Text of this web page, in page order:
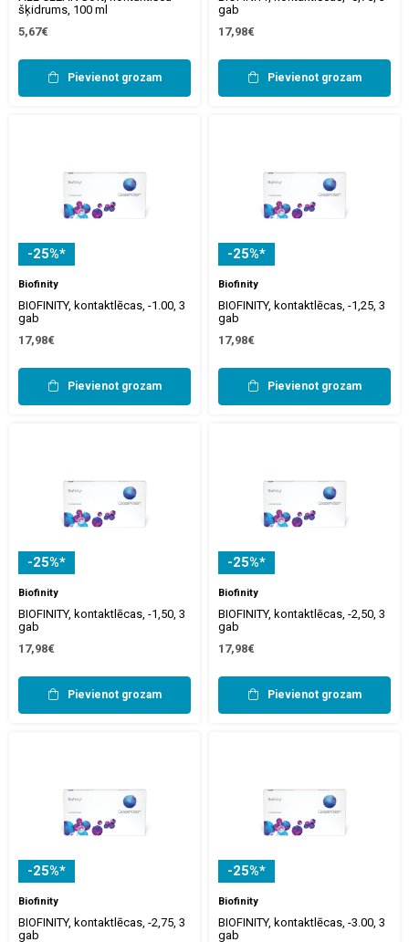
šķidrums, 100 ml
5,67€
Pievienot grozam
gab
17,98€
Pievienot grozam
-25%*
Biofinity
BIOFINITY, kontaktlēcas, -1.00, 3
gab
17,98€
Pievienot grozam
-25%*
Biofinity
BIOFINITY, kontaktlēcas, -1,25, 3
gab
17,98€
Pievienot grozam
-25%*
Biofinity
BIOFINITY, kontaktlēcas, -1,50, 3
gab
17,98€
Pievienot grozam
-25%*
Biofinity
BIOFINITY, kontaktlēcas, -2,50, 3
gab
17,98€
Pievienot grozam
-25%*
Biofinity
BIOFINITY, kontaktlēcas, -2,75, 3
gab
-25%*
Biofinity
BIOFINITY, kontaktlēcas, -3.00, 3
gab